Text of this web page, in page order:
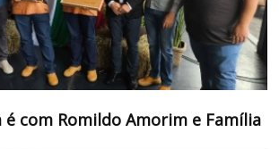
com Romildo Amorim e Família